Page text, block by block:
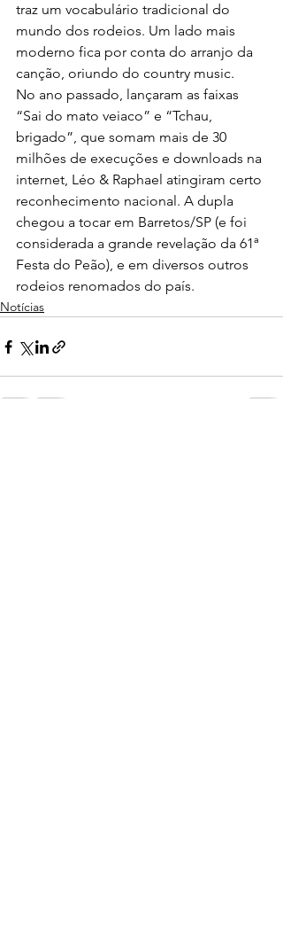
traz um vocabulário tradicional do
mundo dos rodeios. Um lado mais
moderno fica por conta do arranjo da
canção, oriundo do country music.
No ano passado, lançaram as faixas
“Sai do mato veiaco” e “Tchau,
brigado”, que somam mais de 30
milhões de execuções e downloads na
internet, Léo & Raphael atingiram certo
reconhecimento nacional. A dupla
chegou a tocar em Barretos/SP (e foi
considerada a grande revelação da 61ª
Festa do Peão), e em diversos outros
rodeios renomados do país.
Notícias